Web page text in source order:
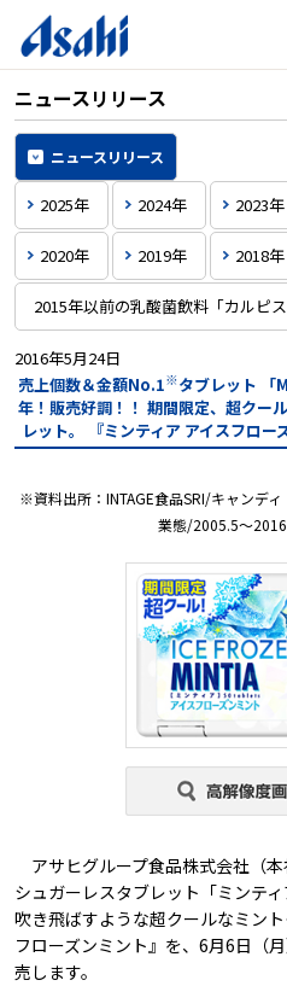
ニュースリリース
ニュースリリース
2025年 2024年 2023年
2020年 2019年 2018年
2015年以前の乳酸菌飲料「カルピ
2016年5月24日
売上個数＆金額No.1※タブレット 「
年！販売好調！！ 期間限定、超クー
レット。
『ミンティア アイスフロー
※資料出所：INTAGE食品SRI/キャンデ
業態/2005.5～
アサヒグループ食品株式会社（本
シュガーレスタブレット「ミンテ
吹き飛ばすような超クールなミン
フローズンミント』を、6月6日（
売します。